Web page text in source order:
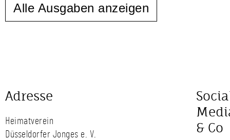
Alle Ausgaben anzeigen
Adresse
Heimatverein
Düsseldorfer Jonges e. V.
& Co